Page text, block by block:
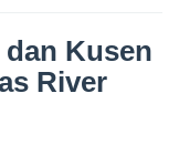
Kusen
River